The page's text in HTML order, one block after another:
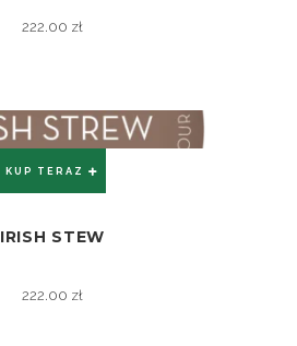
222.00 zł
KUP TERAZ
IRISH STEW
222.00 zł